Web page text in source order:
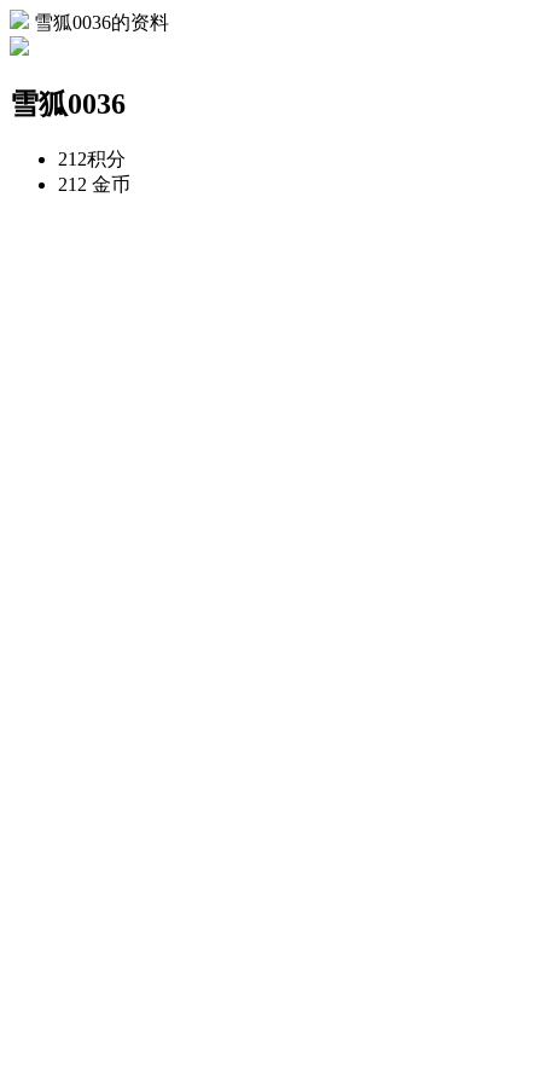
雪狐0036的资料
雪狐0036
212积分
212 金币